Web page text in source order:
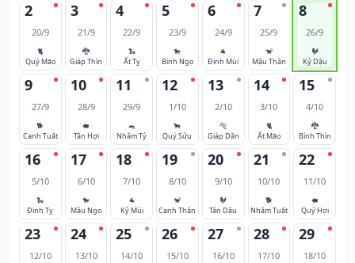
2
20/9
🐈
Quý Mão
3
21/9
🐉
Giáp Thìn
4
22/9
🐍
Ất Tỵ
5
23/9
🐎
Bính Ngọ
6
24/9
🐐
Đinh Mùi
7
25/9
🐒
Mậu Thân
8
26/9
🐓
Kỷ Dậu
9
27/9
🐕
Canh Tuất
10
28/9
🐖
Tân Hợi
11
29/9
🐀
Nhâm Tý
12
1/10
🐂
Quý Sửu
13
2/10
🐅
Giáp Dần
14
3/10
🐈
Ất Mão
15
4/10
🐉
Bính Thìn
16
5/10
🐍
Đinh Tỵ
17
6/10
🐎
Mậu Ngọ
18
7/10
🐐
Kỷ Mùi
19
8/10
🐒
Canh Thân
20
9/10
🐓
Tân Dậu
21
10/10
🐕
Nhâm Tuất
22
11/10
🐖
Quý Hợi
23
12/10
24
13/10
25
14/10
26
15/10
27
16/10
28
17/10
29
18/10